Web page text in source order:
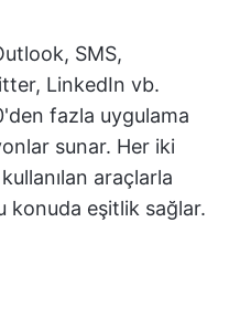
SMS,
LinkedIn vb.
fazla uygulama
sunar. Her iki
araçlarla
konuda eşitlik sağlar.